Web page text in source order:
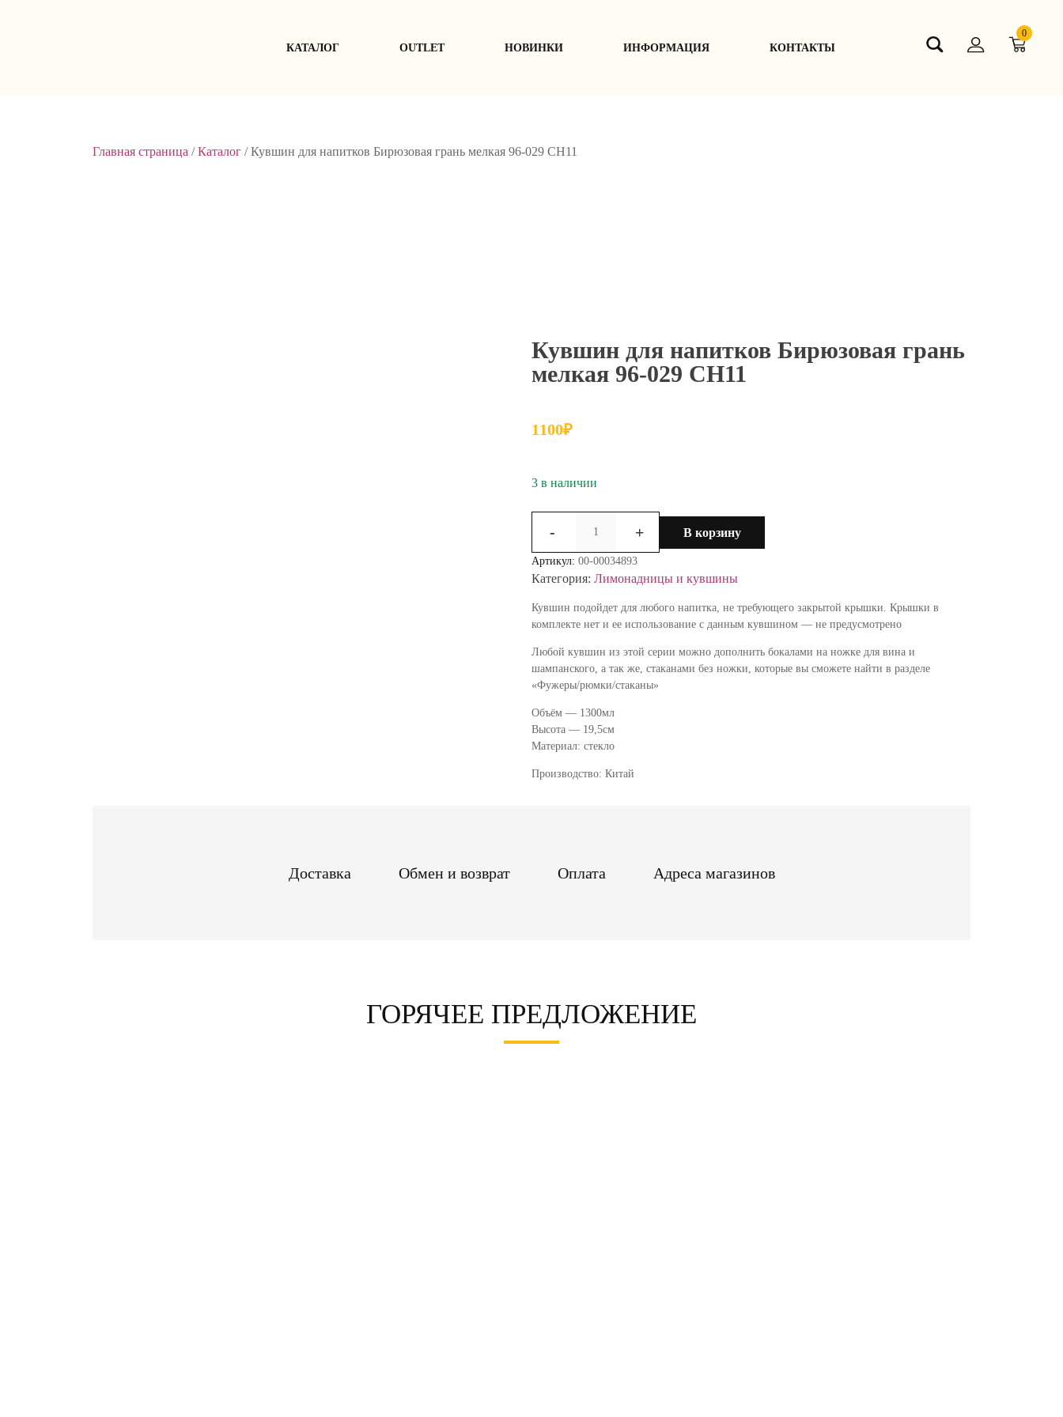
КАТАЛОГ ОUTLET НОВИНКИ ИНФОРМАЦИЯ КОНТАКТЫ
0
Главная страница /Каталог /Кувшин для напитков Бирюзовая грань мелкая 96-029 СН11
Кувшин для напитков Бирюзовая грань
мелкая 96-029 СН11
1100₽
3 в наличии
-
товара
Кувшин
напитков
Бирюзовая
грань
96-
029
СН11
+ В корзину
Артикул: 00-00034893
Категория: Лимонадницы и кувшины
Кувшин подойдет для любого напитка, не требующего закрытой крышки. Крышки в
комплекте нет и ее использование с данным кувшином — не предусмотрено
Любой кувшин из этой серии можно дополнить бокалами на ножке для вина и
шампанского, а так же, стаканами без ножки, которые вы сможете найти в разделе
«Фужеры/рюмки/стаканы»
Объём — 1300мл
Высота — 19,5см
Материал: стекло
Производство: Китай
Доставка Обмен и возврат Оплата Адреса магазинов
ГОРЯЧЕЕ ПРЕДЛОЖЕНИЕ